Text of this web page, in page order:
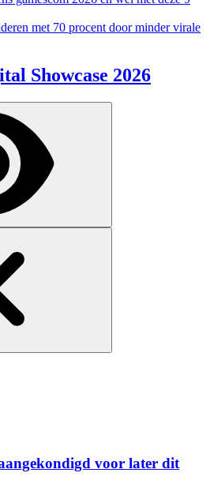
met 70 procent door minder virale
Showcase 2026
voor later dit